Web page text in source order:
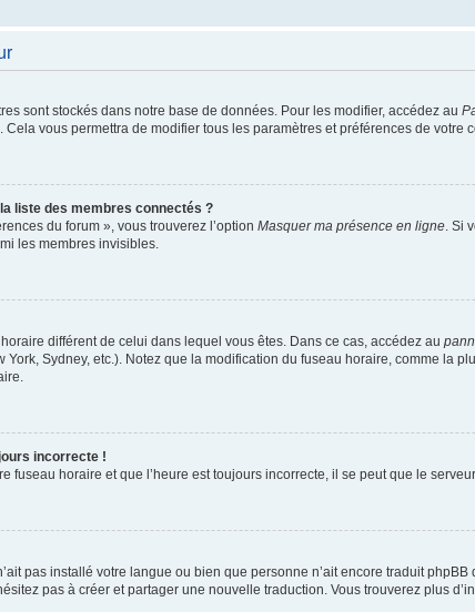
sont stockés dans notre base de données. Pour les modifier, accédez au
vous permettra de modifier tous les paramètres et préférences de votre
liste des membres connectés ?
du forum », vous trouverez l’option Masquer ma présence en ligne . Si
les membres invisibles.
différent de celui dans lequel vous êtes. Dans ce cas, accédez au
Sydney, etc.). Notez que la modification du fuseau horaire, comme la
incorrecte !
fuseau horaire et que l’heure est toujours incorrecte, il se peut que le
pas installé votre langue ou bien que personne n’ait encore traduit
pas à créer et partager une nouvelle traduction. Vous trouverez plus